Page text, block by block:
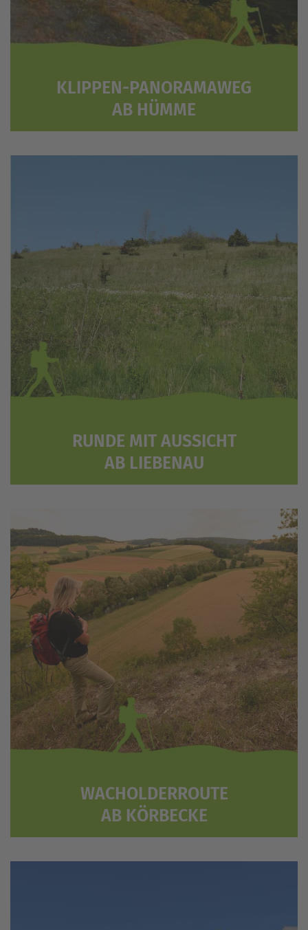
KLIPPEN-PANORAMAWEG
AB HÜMME
RUNDE MIT AUSSICHT
AB LIEBENAU
WACHOLDERROUTE
AB KÖRBECKE